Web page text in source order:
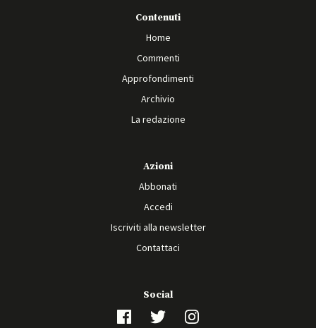
Contenuti
Home
Commenti
Approfondimenti
Archivio
La redazione
Azioni
Abbonati
Accedi
Iscriviti alla newsletter
Contattaci
Social